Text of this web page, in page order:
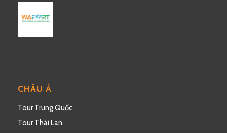
CHÂU Á
Tour Trung Quốc
Tour Thái Lan